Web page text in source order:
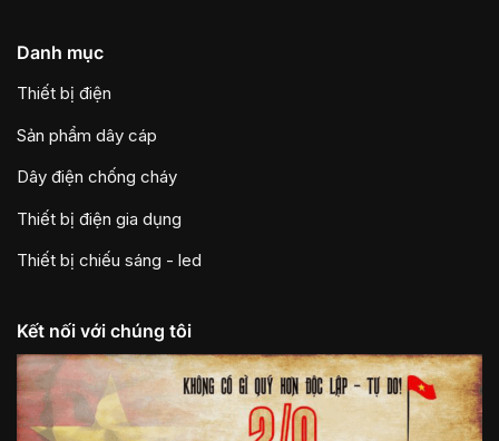
Danh mục
Thiết bị điện
Sản phẩm dây cáp
Dây điện chống cháy
Thiết bị điện gia dụng
Thiết bị chiếu sáng - led
Kết nối với chúng tôi